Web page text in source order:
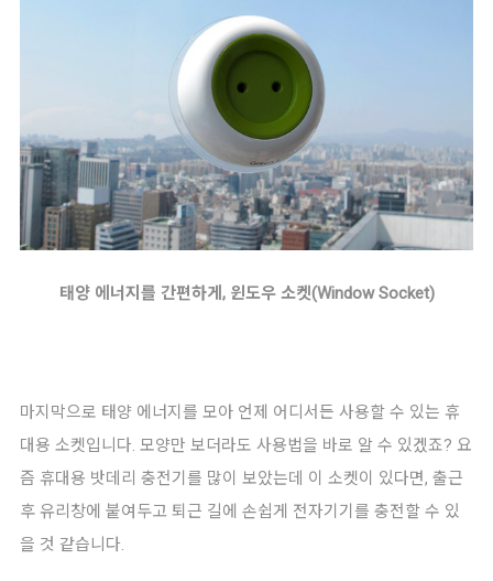
태양 에너지를 간편하게, 윈도우 소켓(Window Socket)
마지막으로 태양 에너지를 모아 언제 어디서든 사용할 수 있는 휴
대용 소켓입니다. 모양만 보더라도 사용법을 바로 알 수 있겠죠? 요
즘 휴대용 밧데리 충전기를 많이 보았는데 이 소켓이 있다면, 출근
후 유리창에 붙여두고 퇴근 길에 손쉽게 전자기기를 충전할 수 있
을 것 같습니다.